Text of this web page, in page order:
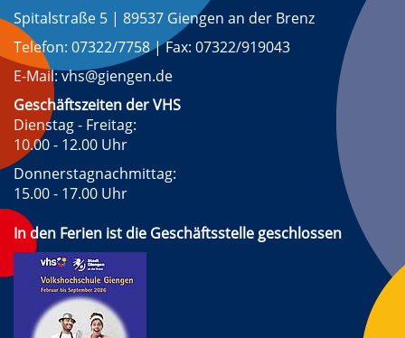
Spitalstraße 5 | 89537 Giengen an der Brenz
Telefon: 07322/7758 | Fax: 07322/919043
E-Mail: vhs@giengen.de
Geschäftszeiten der VHS
Dienstag - Freitag:
10.00 - 12.00 Uhr
Donnerstagnachmittag:
15.00 - 17.00 Uhr
In den Ferien ist die Geschäftsstelle geschlossen